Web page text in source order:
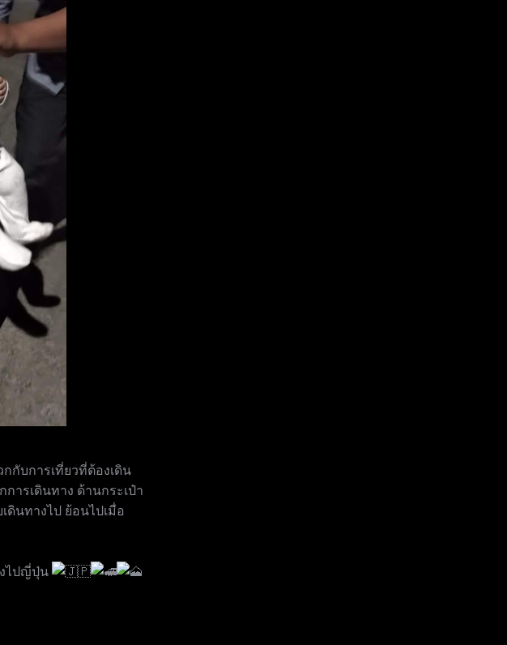
กับการเที่ยวที่ต้องเดิน
ารเดินทาง ด้านกระเป๋า
ดินทางไป ย้อนไปเมื่อ
ไปญี่ปุ่น